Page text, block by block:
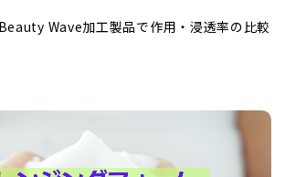
Wave加工製品で作用・浸透率の比較